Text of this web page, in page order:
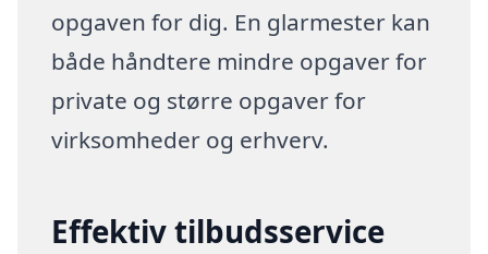
opgaven for dig. En glarmester kan
både håndtere mindre opgaver for
private og større opgaver for
virksomheder og erhverv.
Effektiv tilbudsservice